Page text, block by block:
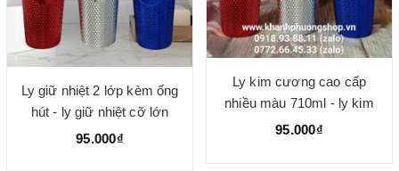
Ly giữ nhiệt 2 lớp kèm ống
hút - ly giữ nhiệt cỡ lớn
710ml nhiều màu đẹp
95.000₫
Ly kim cương cao cấp
nhiều màu 710ml - ly kim
cương 2 lớp giữ nhiệt
95.000₫